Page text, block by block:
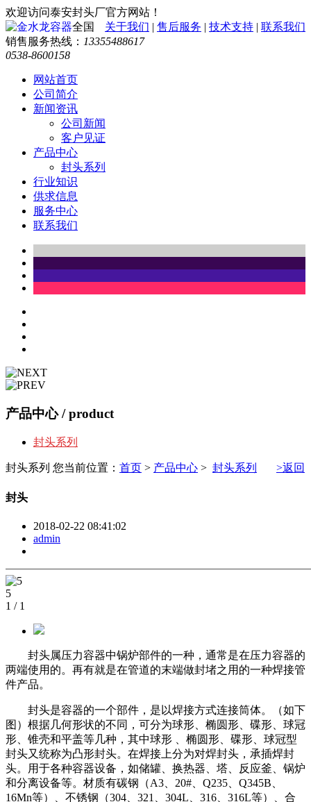
欢迎访问泰安封头厂官方网站！
关于我们 | 售后服务 | 技术支持 | 联系我们
全国
销售服务热线： 13355488617
0538-8600158
网站首页
公司简介
新闻资讯
公司新闻
客户见证
产品中心
封头系列
行业知识
供求信息
服务中心
联系我们
产品中心/ product
封头系列
封头系列 您当前位置： 首页 > 产品中心 > 封头系列 >返回
封头
2018-02-22 08:41:02
admin
5
1 / 1
封头属压力容器中锅炉部件的一种，通常是在压力容器的
两端使用的。再有就是在管道的末端做封堵之用的一种焊接管
件产品。
封头是容器的一个部件，是以焊接方式连接筒体。（如下
图）根据几何形状的不同，可分为球形、椭圆形、碟形、球冠
形、锥壳和平盖等几种 ，其中球形 、椭圆形、碟形、球冠型
封头又统称为凸形封头。在焊接上分为对焊封头，承插焊封
头。用于各种容器设备，如储罐、换热器、 塔、反应釜、锅炉
和分离设备等。材质有碳钢（A3、20#、Q235、Q345B、
16Mn等）、不锈钢（304、321、304L、316、316L等）、合